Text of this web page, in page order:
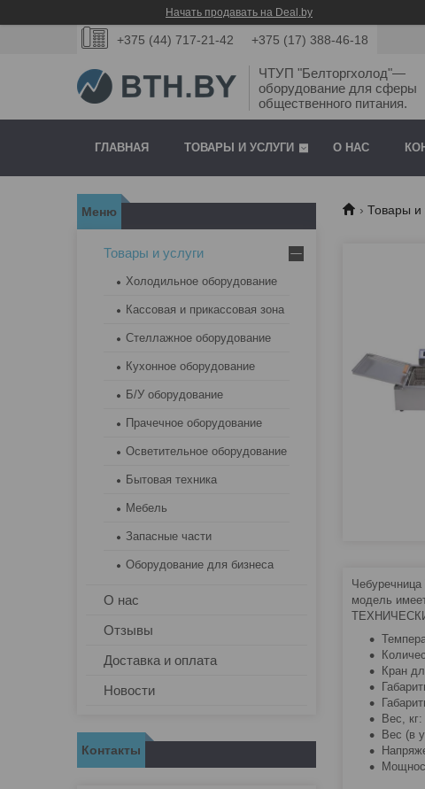
Начать продавать на Deal.by
+375 (44) 717-21-42 +375 (17) 388-46-18
ЧТУП "Белторгхолод"—
оборудование для сферы
общественного питания.
ГЛАВНАЯ ТОВАРЫ И УСЛУГИ О НАС
Товары и
модель
Кран
Вес,
Вес (в
Товары и услуги
Холодильное оборудование
Кассовая и прикассовая зона
Стеллажное оборудование
Кухонное оборудование
Б/У оборудование
Прачечное оборудование
Осветительное оборудование
Бытовая техника
Мебель
Запасные части
Оборудование для бизнеса
О нас
Отзывы
Доставка и оплата
Новости
Контакты